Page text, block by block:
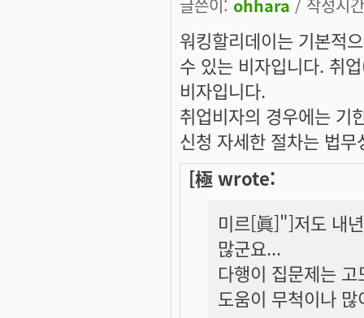
글쓴이: ohhara / 작성시
워킹할리데이는 기본적
수 있는 비자입니다. 취
비자입니다.
취업비자의 경우에는 기
신청 자세한 절차는 법
[極 wrote:
미르[眞]"]저도 내
많군요...
다행이 집문제는
도움이 무척이나